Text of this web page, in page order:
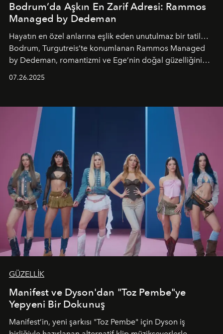
Bodrum’da Aşkın En Zarif Adresi: Rammos
Managed by Dedeman
Hayatın en özel anlarına eşlik eden unutulmaz bir tatil…
Bodrum, Turgutreis’te konumlanan Rammos Managed
by Dedeman, romantizmi ve Ege’nin doğal güzelliğini
07.26.2025
GÜZELLİK
Manifest ve Dyson'dan "Toz Pembe"ye
Yepyeni Bir Dokunuş
Manifest’in, yeni şarkısı "Toz Pembe" için Dyson iş